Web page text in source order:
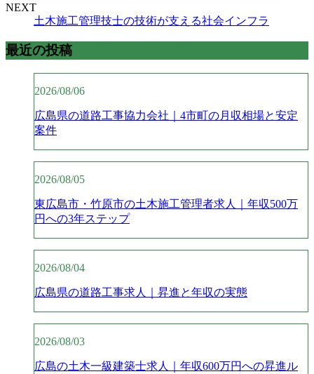
NEXT
土木施工管理技士の技術が支える社会インフラ
最近の投稿
2026/08/06
広島県の道路工事協力会社｜4市町の月収相場と安定
案件
2026/08/05
東広島市・竹原市の土木施工管理者求人｜年収500万
円への3年ステップ
2026/08/04
広島県の道路工事求人｜昇進と年収の実態
2026/08/03
広島の土木一級建築士求人｜年収600万円への昇進ル